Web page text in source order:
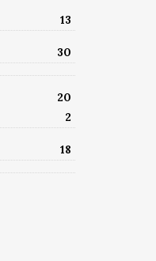
13
30
20
2
18